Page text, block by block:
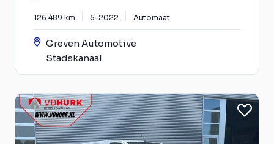
126.489 km 5-2022 Automaat
Greven Automotive
Stadskanaal